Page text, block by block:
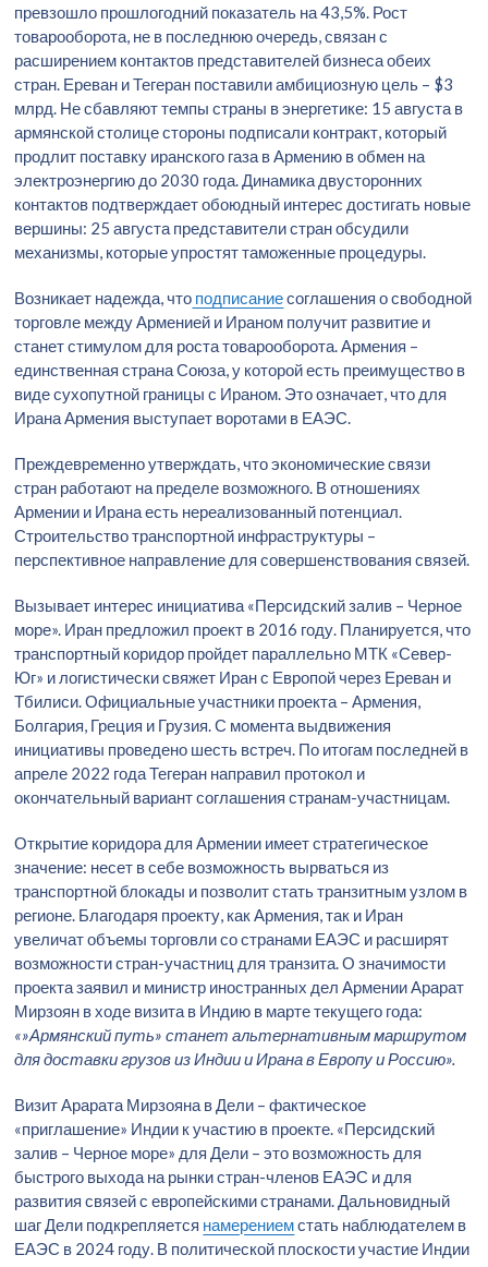
превзошло прошлогодний показатель на 43,5%. Рост
товарооборота, не в последнюю очередь, связан с
расширением контактов представителей бизнеса обеих
стран. Ереван и Тегеран поставили амбициозную цель – $3
млрд. Не сбавляют темпы страны в энергетике: 15 августа в
армянской столице стороны подписали контракт, который
продлит поставку иранского газа в Армению в обмен на
электроэнергию до 2030 года. Динамика двусторонних
контактов подтверждает обоюдный интерес достигать новые
вершины: 25 августа представители стран обсудили
механизмы, которые упростят таможенные процедуры.
Возникает надежда, что подписаниесоглашения о свободной
торговле между Арменией и Ираном получит развитие и
станет стимулом для роста товарооборота. Армения –
единственная страна Союза, у которой есть преимущество в
виде сухопутной границы с Ираном. Это означает, что для
Ирана Армения выступает воротами в ЕАЭС.
Преждевременно утверждать, что экономические связи
стран работают на пределе возможного. В отношениях
Армении и Ирана есть нереализованный потенциал.
Строительство транспортной инфраструктуры –
перспективное направление для совершенствования связей.
Вызывает интерес инициатива «Персидский залив – Черное
море». Иран предложил проект в 2016 году. Планируется, что
транспортный коридор пройдет параллельно МТК «Север-
Юг» и логистически свяжет Иран с Европой через Ереван и
Тбилиси. Официальные участники проекта – Армения,
Болгария, Греция и Грузия. С момента выдвижения
инициативы проведено шесть встреч. По итогам последней в
апреле 2022 года Тегеран направил протокол и
окончательный вариант соглашения странам-участницам.
Открытие коридора для Армении имеет стратегическое
значение: несет в себе возможность вырваться из
транспортной блокады и позволит стать транзитным узлом в
регионе. Благодаря проекту, как Армения, так и Иран
увеличат объемы торговли со странами ЕАЭС и расширят
возможности стран-участниц для транзита. О значимости
проекта заявил и министр иностранных дел Армении Арарат
Мирзоян в ходе визита в Индию в марте текущего года:
«»Армянский путь» станет альтернативным маршрутом
для доставки грузов из Индии и Ирана в Европу и Россию».
Визит Арарата Мирзояна в Дели – фактическое
«приглашение» Индии к участию в проекте. «Персидский
залив – Черное море» для Дели – это возможность для
быстрого выхода на рынки стран-членов ЕАЭС и для
развития связей с европейскими странами. Дальновидный
шаг Дели подкрепляется намерениемстать наблюдателем в
ЕАЭС в 2024 году. В политической плоскости участие Индии